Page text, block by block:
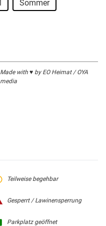
Sommer
Made with ♥ by EO Heimat / OYA
media
Teilweise begehbar
Gesperrt / Lawinensperrung
Parkplatz geöffnet